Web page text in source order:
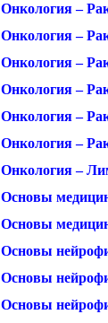
Онкология –
Онкология –
Онкология –
Онкология –
Онкология –
Онкология –
Онкология –
Основы
Основы
Основы
Основы
Основы